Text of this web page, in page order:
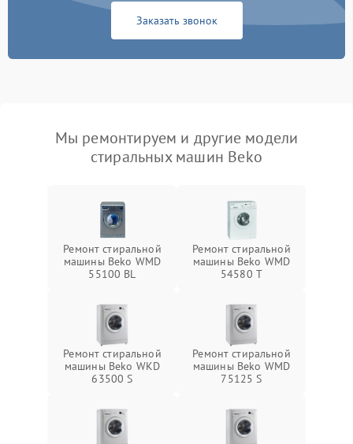
Заказать звонок
Мы ремонтируем и другие модели
стиральных машин Beko
Ремонт стиральной
машины Beko WMD
55100 BL
Ремонт стиральной
машины Beko WMD
54580 T
Ремонт стиральной
машины Beko WKD
63500 S
Ремонт стиральной
машины Beko WMD
75125 S